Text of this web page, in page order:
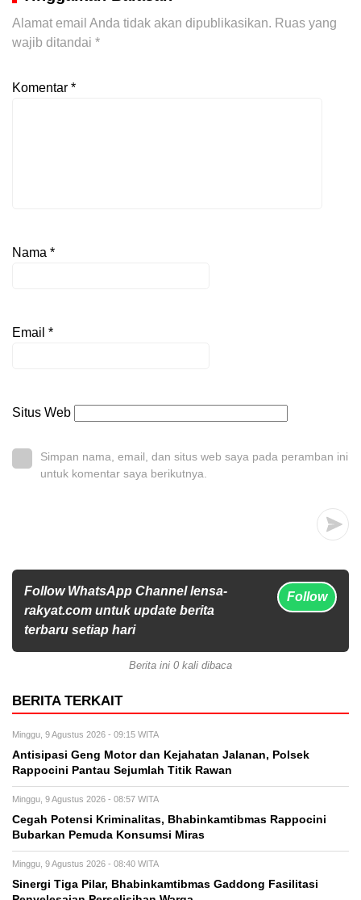
Alamat email Anda tidak akan dipublikasikan. Ruas yang
wajib ditandai *
Komentar *
Nama *
Email *
Situs Web
Simpan nama, email, dan situs web saya pada peramban ini
untuk komentar saya berikutnya.
Follow WhatsApp Channel lensa-
rakyat.com untuk update berita
terbaru setiap hari
Follow
Berita ini 0 kali dibaca
BERITA TERKAIT
Minggu, 9 Agustus 2026 - 09:15 WITA
Antisipasi Geng Motor dan Kejahatan Jalanan, Polsek
Rappocini Pantau Sejumlah Titik Rawan
Minggu, 9 Agustus 2026 - 08:57 WITA
Cegah Potensi Kriminalitas, Bhabinkamtibmas Rappocini
Bubarkan Pemuda Konsumsi Miras
Minggu, 9 Agustus 2026 - 08:40 WITA
Sinergi Tiga Pilar, Bhabinkamtibmas Gaddong Fasilitasi